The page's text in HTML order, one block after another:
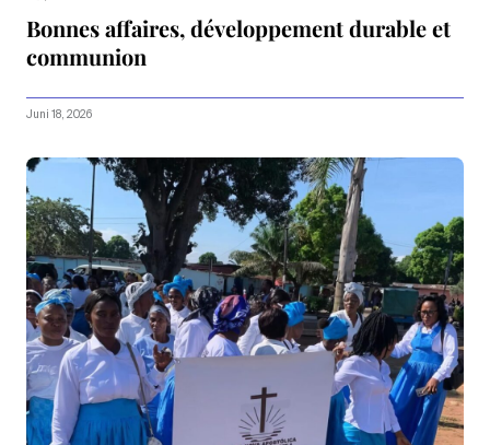
Bonnes affaires, développement durable et
communion
Juni 18, 2026